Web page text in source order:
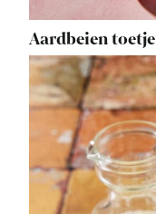
Aardbeien toetje